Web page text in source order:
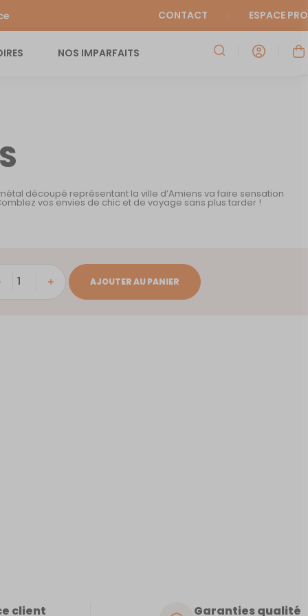
CONTACT ESPACE PRO
NOS IMPARFAITS
découpé représentant la ville d’Amiens va faire sensation
vos envies de chic et de voyage sans plus tarder !
AJOUTER AU PANIER
client Garanties qualité